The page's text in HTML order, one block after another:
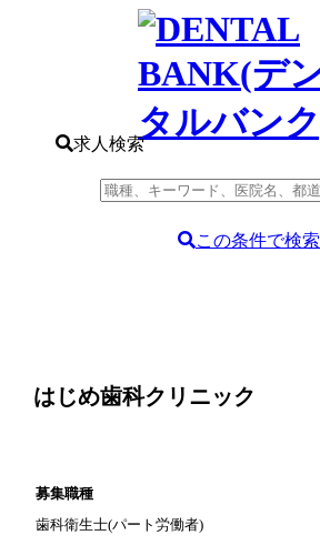
求人検索
この条件で検索
はじめ歯科クリニック
募集職種
歯科衛生士(パート労働者)